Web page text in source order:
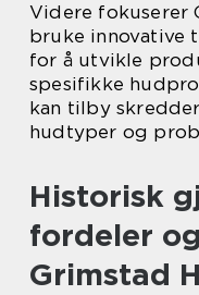
Videre fokuserer
bruke innovative
for å utvikle
spesifikke
kan tilby
hudtyper og
Historisk
fordeler
Grimstad